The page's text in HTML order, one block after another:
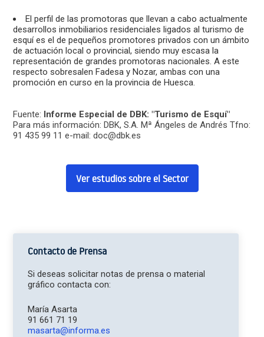
El perfil de las promotoras que llevan a cabo actualmente
desarrollos inmobiliarios residenciales ligados al turismo de
esquí es el de pequeños promotores privados con un ámbito
de actuación local o provincial, siendo muy escasa la
representación de grandes promotoras nacionales. A este
respecto sobresalen Fadesa y Nozar, ambas con una
promoción en curso en la provincia de Huesca.
Fuente: Informe Especial de DBK: "Turismo de Esquí"
Para más información: DBK, S.A. Mª Ángeles de Andrés Tfno:
91 435 99 11 e-mail: doc@dbk.es
Ver estudios sobre el Sector
Contacto de Prensa
Si deseas solicitar notas de prensa o material
gráfico contacta con:
María Asarta
91 661 71 19
masarta@informa.es